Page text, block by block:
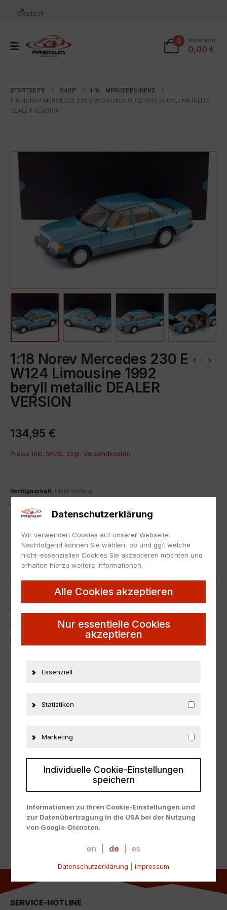
Deutsch
0 Warenkorb
0,00 €
STARTSEITE SHOP 1:18,
MERCEDES-BENZ
1:18 NOREV MERCEDES 230 E W124 LIMOUSINE 1992 BERYLL METALLIC
DEALER VERSION
1:18 Norev Mercedes 230 E
W124 Limousine 1992
beryll metallic DEALER
VERSION
134,95 €
Preise inkl. MwSt. zzgl. Versandkosten
Verfügbarkeit: Nicht vorrätig
Artikelnummer:
Kategorie:
,Mercedes-Benz
ZUR MERKLISTE HINZUFÜGEN
BESCHREIBUNG
1:18 Norev Mercedes 230 E W124 Limousine 1992 beryll
metallic DEALER VERSION
Neu in Originalverpackung.
NEW with box.
Maßstab
Herstellernummer
ZUSÄTZLICHE INFORMATIONEN
PRODUKTSICHERHEIT
SERVICE-HOTLINE
Datenschutzerklärung
Wir verwenden Cookies auf unserer Webseite.
Nachfolgend können Sie wählen, ob und ggf. welche
nicht-essenziellen Cookies Sie akzeptieren möchten und
erhalten hierzu weitere Informationen.
Alle Cookies akzeptieren
Nur essentielle Cookies
akzeptieren
Essenziell
Statistiken
Marketing
Individuelle Cookie-Einstellungen
speichern
Informationen zu Ihren Cookie-Einstellungen und
zur Datenübertragung in die USA bei der Nutzung
von Google-Diensten.
Cookies sind absolut notwendig, um unsere Website
werden nur gesetzt, wenn Sie ihrer Verwendung
Akkordeon-Elementen können Sie wählen, ob Sie "nur
en de es
Datenschutzerklärung Impressum